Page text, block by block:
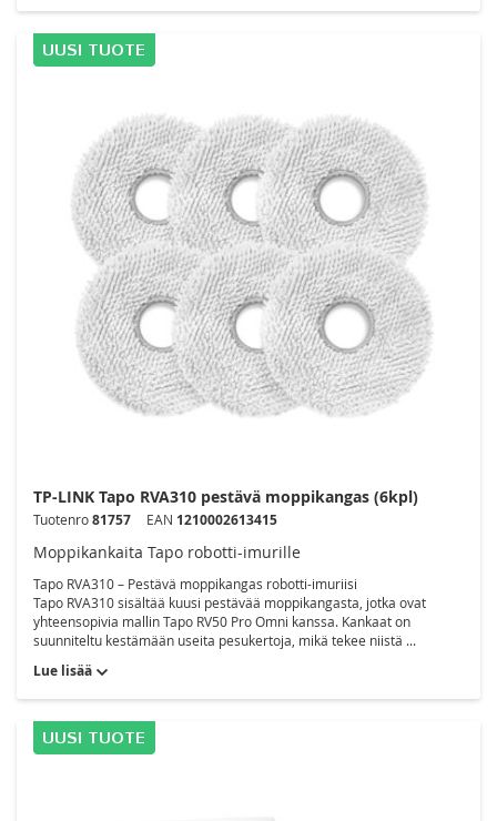
TP-LINK Tapo RVA310 pestävä moppikangas (6kpl)
Tuotenro81757 EAN 1210002613415
Moppikankaita Tapo robotti-imurille
Tapo RVA310 – Pestävä moppikangas robotti-imuriisi
Tapo RVA310 sisältää kuusi pestävää moppikangasta, jotka ovat
yhteensopivia mallin Tapo RV50 Pro Omni kanssa. Kankaat on
suunniteltu kestämään useita pesukertoja, mikä tekee niistä ...
Lue lisää